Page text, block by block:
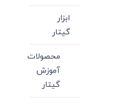
ابزار
گیتار
محصولات
آموزش
گیتار